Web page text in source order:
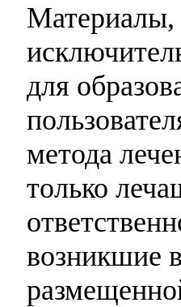
Материалы,
для
метода
только
возникшие